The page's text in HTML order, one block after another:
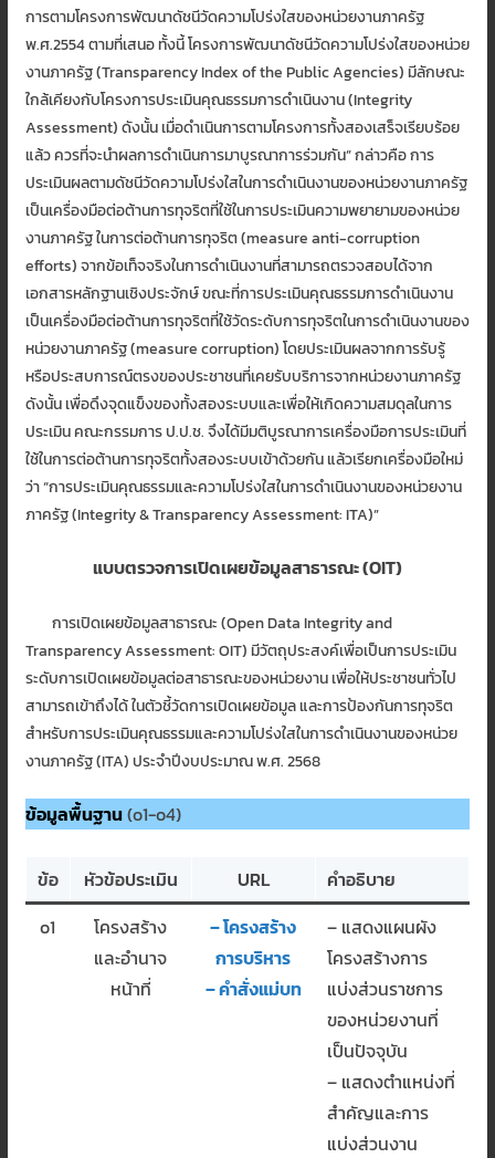
การตามโครงการพัฒนาดัชนีวัดความโปร่งใสของหน่วยงานภาครัฐ
พ.ศ.2554 ตามที่เสนอ ทั้งนี้ โครงการพัฒนาดัชนีวัดความโปร่งใสของหน่วย
งานภาครัฐ (Transparency Index of the Public Agencies) มีลักษณะ
ใกล้เคียงกับโครงการประเมินคุณธรรมการดำเนินงาน (Integrity
Assessment) ดังนั้น เมื่อดำเนินการตามโครงการทั้งสองเสร็จเรียบร้อย
แล้ว ควรที่จะนำผลการดำเนินการมาบูรณาการร่วมกัน” กล่าวคือ การ
ประเมินผลตามดัชนีวัดความโปร่งใสในการดำเนินงานของหน่วยงานภาครัฐ
เป็นเครื่องมือต่อต้านการทุจริตที่ใช้ในการประเมินความพยายามของหน่วย
งานภาครัฐ ในการต่อต้านการทุจริต (measure anti-corruption
efforts) จากข้อเท็จจริงในการดำเนินงานที่สามารถตรวจสอบได้จาก
เอกสารหลักฐานเชิงประจักษ์ ขณะที่การประเมินคุณธรรมการดำเนินงาน
เป็นเครื่องมือต่อต้านการทุจริตที่ใช้วัดระดับการทุจริตในการดำเนินงานของ
หน่วยงานภาครัฐ (measure corruption) โดยประเมินผลจากการรับรู้
หรือประสบการณ์ตรงของประชาชนที่เคยรับบริการจากหน่วยงานภาครัฐ
ดังนั้น เพื่อดึงจุดแข็งของทั้งสองระบบและเพื่อให้เกิดความสมดุลในการ
ประเมิน คณะกรรมการ ป.ป.ช. จึงได้มีมติบูรณาการเครื่องมือการประเมินที่
ใช้ในการต่อต้านการทุจริตทั้งสองระบบเข้าด้วยกัน แล้วเรียกเครื่องมือใหม่
ว่า “การประเมินคุณธรรมและความโปร่งใสในการดำเนินงานของหน่วยงาน
ภาครัฐ (Integrity & Transparency Assessment: ITA)”
แบบตรวจการเปิดเผยข้อมูลสาธารณะ (OIT)
การเปิดเผยข้อมูลสาธารณะ (Open Data Integrity and
Transparency Assessment: OIT) มีวัตถุประสงค์เพื่อเป็นการประเมิน
ระดับการเปิดเผยข้อมูลต่อสาธารณะของหน่วยงาน เพื่อให้ประชาชนทั่วไป
สามารถเข้าถึงได้ ในตัวชี้วัดการเปิดเผยข้อมูล และการป้องกันการทุจริต
สำหรับการประเมินคุณธรรมและความโปร่งใสในการดำเนินงานของหน่วย
งานภาครัฐ (ITA) ประจำปีงบประมาณ พ.ศ. 2568
ข้อมูลพื้นฐาน(o1-o4)
ข้อ หัวข้อประเมิน URL
คำอธิบาย
o1
โครงสร้าง
และอำนาจ
หน้าที่
– โครงสร้าง
การบริหาร
– คำสั่งแม่บท
– แสดงแผนผัง
โครงสร้างการ
แบ่งส่วนราชการ
ของหน่วยงานที่
เป็นปัจจุบัน
– แสดงตำแหน่งที่
สำคัญและการ
แบ่งส่วนงาน